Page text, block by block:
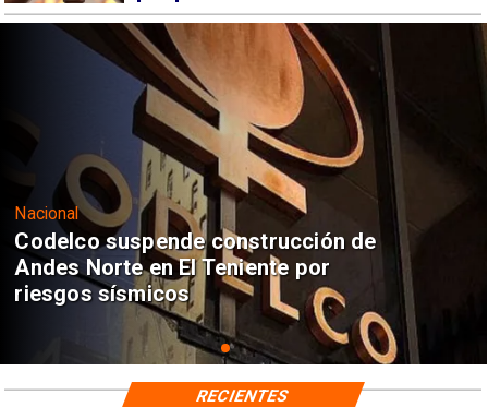
Nacional
Codelco suspende construcción de
Andes Norte en El Teniente por
riesgos sísmicos
RECIENTES